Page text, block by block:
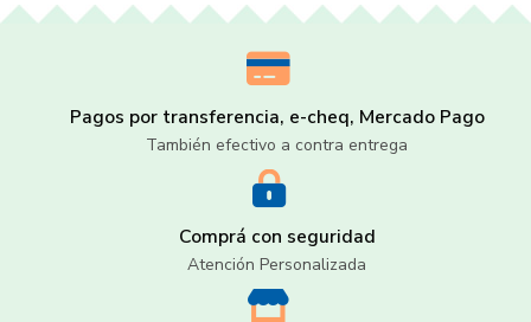
Pagos por transferencia, e-cheq, Mercado Pago
También efectivo a contra entrega
Comprá con seguridad
Atención Personalizada